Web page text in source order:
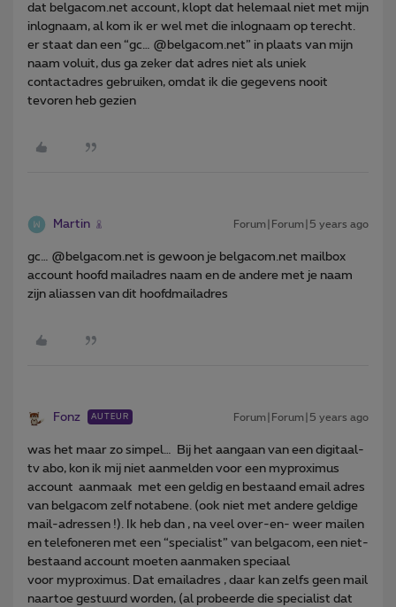
dat belgacom.net account, klopt dat helemaal niet met mijn
inlognaam, al kom ik er wel met die inlognaam op terecht.
er staat dan een “gc… @belgacom.net” in plaats van mijn
naam voluit, dus ga zeker dat adres niet als uniek
contactadres gebruiken, omdat ik die gegevens nooit
tevoren heb gezien
Martin Forum|Forum|5 years ago
gc… @belgacom.net is gewoon je belgacom.net mailbox
account hoofd mailadres naam en de andere met je naam
zijn aliassen van dit hoofdmailadres
Fonz AUTEUR Forum|Forum|5 years ago
was het maar zo simpel… Bij het aangaan van een digitaal-
tv abo, kon ik mij niet aanmelden voor een myproximus
account aanmaak met een geldig en bestaand email adres
van belgacom zelf notabene. (ook niet met andere geldige
mail-adressen !). Ik heb dan , na veel over-en- weer mailen
en telefoneren met een “specialist” van belgacom, een niet-
bestaand account moeten aanmaken speciaal
voor myproximus. Dat emailadres , daar kan zelfs geen mail
naartoe gestuurd worden, (al probeerde die specialist dat